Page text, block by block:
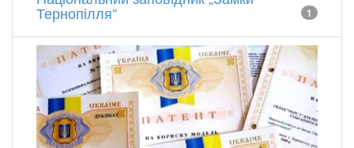
Тернопілля“ 1